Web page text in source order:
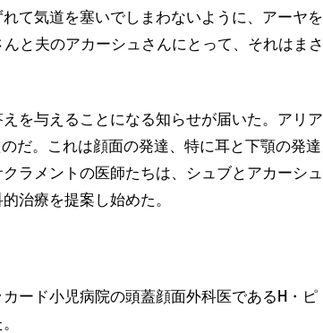
て気道を塞いでしまわないように、アーヤを
と夫のアカーシュさんにとって、それはまさ
を与えることになる知らせが届いた。アリア
だ。これは顔面の発達、特に耳と下顎の発達
ラメントの医師たちは、シュブとアカーシュ
治療を提案し始めた。
ード小児病院の頭蓋顔面外科医であるH・ピ